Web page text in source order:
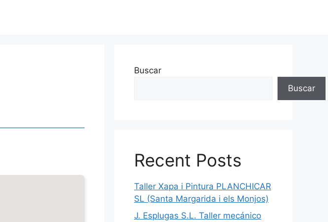
Buscar
Buscar
Recent Posts
Taller Xapa i Pintura PLANCHICAR
SL (Santa Margarida i els Monjos)
J. Esplugas S.L. Taller mecánico